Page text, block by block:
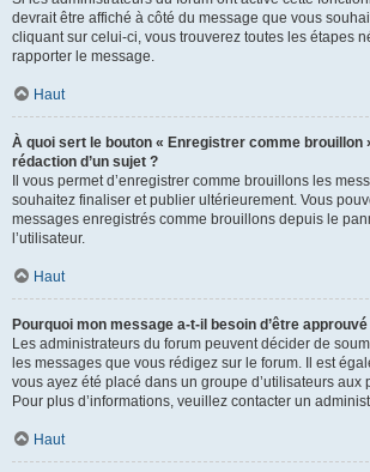
devrait être affiché à côté du message que vous
cliquant sur celui-ci, vous trouverez toutes les étapes
rapporter le message.
Haut
À quoi sert le bouton « Enregistrer comme brouillon
rédaction d’un sujet ?
Il vous permet d’enregistrer comme brouillons les
souhaitez finaliser et publier ultérieurement. Vous
messages enregistrés comme brouillons depuis le
l’utilisateur.
Haut
Pourquoi mon message a-t-il besoin d’être approuvé
Les administrateurs du forum peuvent décider de
les messages que vous rédigez sur le forum. Il est
vous ayez été placé dans un groupe d’utilisateurs aux
Pour plus d’informations, veuillez contacter un
Haut